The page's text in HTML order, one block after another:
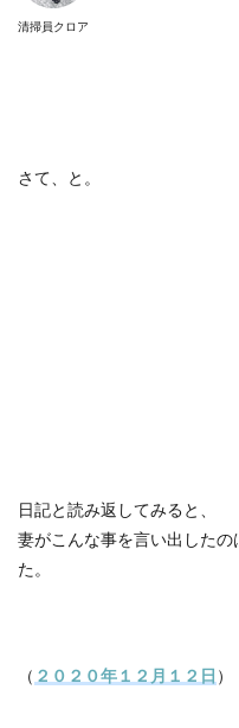
清掃員クロア
さて、と。
日記と読み返してみると、
妻がこんな事を言い出した
た。
（ ２０２０年１２月１２日 ）